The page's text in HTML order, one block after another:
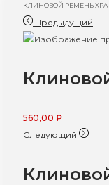
КЛИНОВОЙ РЕМЕНЬ XPA
Предыдущий
560,00 ₽
Следующий